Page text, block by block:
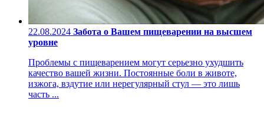
22.08.2024 Забота о Вашем пищеварении на высшем
уровне
Проблемы с пищеварением могут серьезно ухудшить
качество вашей жизни. Постоянные боли в животе,
изжога, вздутие или нерегулярный стул — это лишь
часть ...